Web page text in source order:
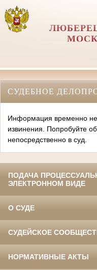
СУДЕБНОЕ
Информация временно
извинения. Попробуйте
непосредственно в суд.
ПОДАЧА
ЭЛЕКТРОННОМ ВИДЕ
О СУДЕ
СУДЕЙСКОЕ
НОРМАТИВНЫЕ АКТЫ